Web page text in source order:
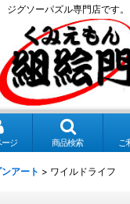
ジグソーパズル専門店です。
ジ 商品検索 ご
アート > ワイルドライフ